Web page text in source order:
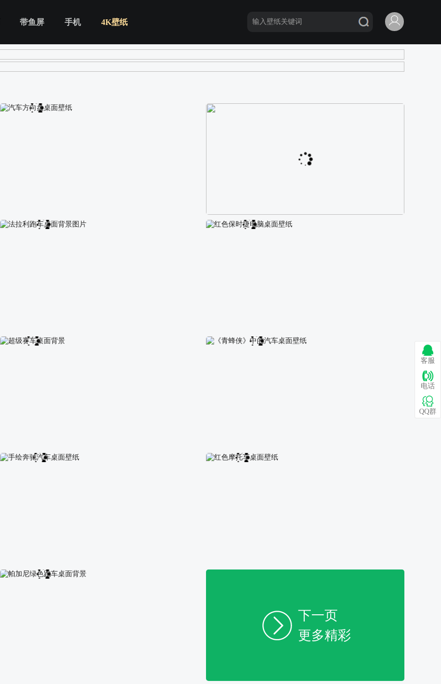
带鱼屏 手机 4K壁纸
汽车方向盘桌面壁纸
法拉利跑车桌面背景图片 红色保时捷电脑桌面壁纸
超级赛车桌面背景 《青蜂侠》中的汽车桌面壁纸
手绘奔驰汽车桌面壁纸
下一页
更多精彩
客服
电话
QQ群